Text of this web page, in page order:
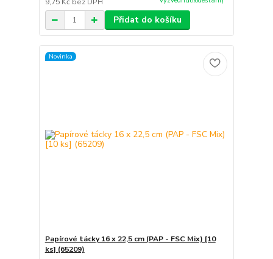
Přidat do košíku
Novinka
Papírové tácky 16 x 22,5 cm (PAP - FSC Mix) [10
ks] (65209)